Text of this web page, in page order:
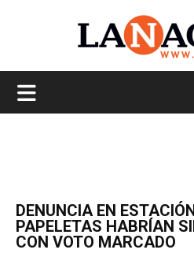
DENUNCIA EN
PAPELETAS HABRÍAN
CON VOTO MARCADO